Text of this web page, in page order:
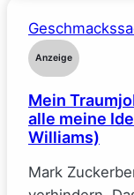
–
Anzeige
Mein
alle meine
Williams)
Mark